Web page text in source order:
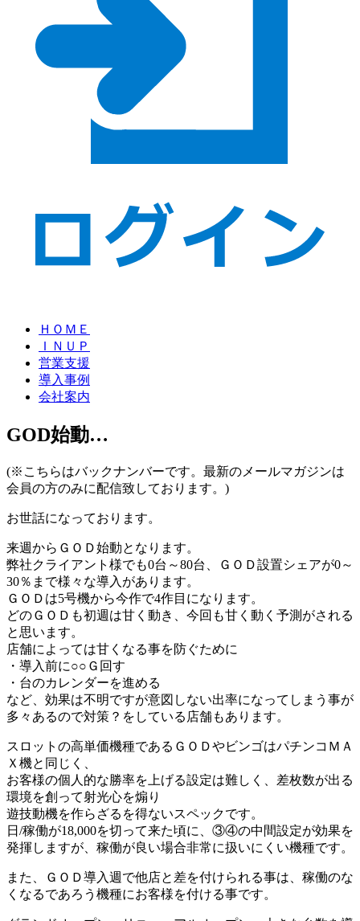
ＨＯＭＥ
ＩＮＵＰ
営業支援
導入事例
会社案内
GOD始動…
(※こちらはバックナンバーです。最新のメールマガジンは
会員の方のみに配信致しております。)
お世話になっております。
来週からＧＯＤ始動となります。
弊社クライアント様でも0台～80台、ＧＯＤ設置シェアが0～
30％まで様々な導入があります。
ＧＯＤは5号機から今作で4作目になります。
どのＧＯＤも初週は甘く動き、今回も甘く動く予測がされる
と思います。
店舗によっては甘くなる事を防ぐために
・導入前に○○Ｇ回す
・台のカレンダーを進める
など、効果は不明ですが意図しない出率になってしまう事が
多々あるので対策？をしている店舗もあります。
スロットの高単価機種であるＧＯＤやビンゴはパチンコＭＡ
Ｘ機と同じく、
お客様の個人的な勝率を上げる設定は難しく、差枚数が出る
環境を創って射光心を煽り
遊技動機を作らざるを得ないスペックです。
日/稼働が18,000を切って来た頃に、③④の中間設定が効果を
発揮しますが、稼働が良い場合非常に扱いにくい機種です。
また、ＧＯＤ導入週で他店と差を付けられる事は、稼働のな
くなるであろう機種にお客様を付ける事です。